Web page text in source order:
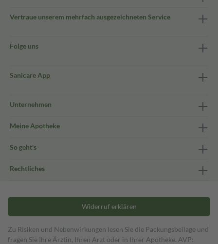
Vertraue unserem mehrfach ausgezeichneten Service
Folge uns
Sanicare App
Unternehmen
Meine Apotheke
So geht's
Rechtliches
Widerruf erklären
Zu Risiken und Nebenwirkungen lesen Sie die Packungsbeilage und
fragen Sie Ihre Ärztin, Ihren Arzt oder in Ihrer Apotheke. AVP: